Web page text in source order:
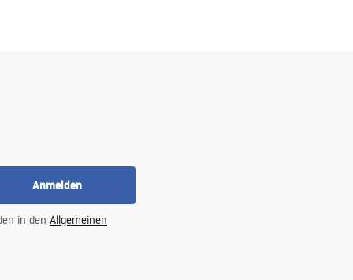
Anmelden
in den Allgemeinen